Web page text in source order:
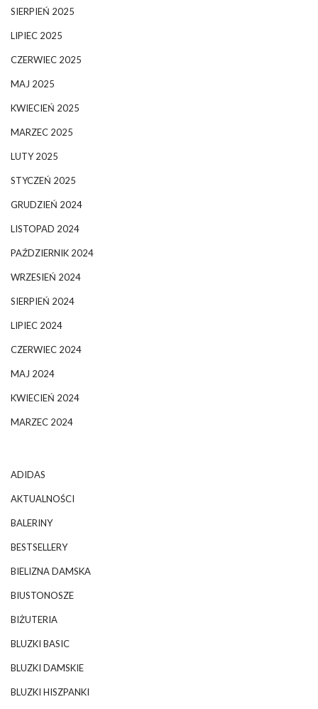
SIERPIEŃ 2025
LIPIEC 2025
CZERWIEC 2025
MAJ 2025
KWIECIEŃ 2025
MARZEC 2025
LUTY 2025
STYCZEŃ 2025
GRUDZIEŃ 2024
LISTOPAD 2024
PAŹDZIERNIK 2024
WRZESIEŃ 2024
SIERPIEŃ 2024
LIPIEC 2024
CZERWIEC 2024
MAJ 2024
KWIECIEŃ 2024
MARZEC 2024
ADIDAS
AKTUALNOŚCI
BALERINY
BESTSELLERY
BIELIZNA DAMSKA
BIUSTONOSZE
BIŻUTERIA
BLUZKI BASIC
BLUZKI DAMSKIE
BLUZKI HISZPANKI